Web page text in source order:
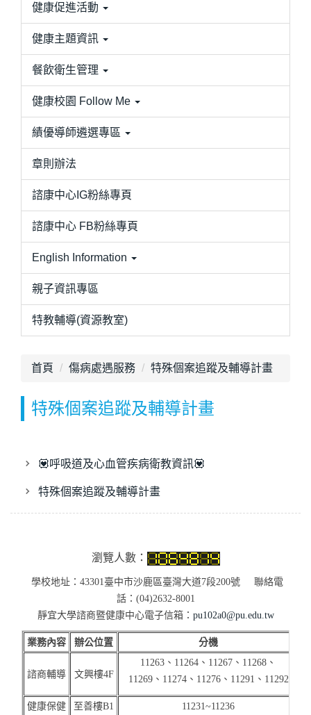
健康促進活動
健康主題資訊
餐飲衛生管理
健康校園 Follow Me
績優導師遴選專區
章則辦法
諮康中心IG粉絲專頁
諮康中心 FB粉絲專頁
English Information
親子資訊專區
特教輔導(資源教室)
首頁 傷病處遇服務 特殊個案追蹤及輔導計畫
特殊個案追蹤及輔導計畫
💟呼吸道及心血管疾病衛教資訊💟
特殊個案追蹤及輔導計畫
瀏覽人數：
學校地址：43301臺中市沙鹿區臺灣大道7段200號 聯絡電
話：(04)2632-8001
靜宜大學諮商暨健康中心電子信箱： pu102a0@pu.edu.tw
業務內容 辦公位置 分機
諮商輔導 文興樓4F
11263、11264、11267、11268、
11269、11274、11276、11291、 11292
健康保健 至善樓B1 11231~11236